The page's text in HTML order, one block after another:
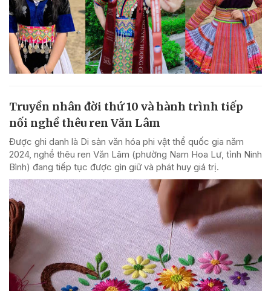
Truyền nhân đời thứ 10 và hành trình tiếp
nối nghề thêu ren Văn Lâm
Được ghi danh là Di sản văn hóa phi vật thể quốc gia năm
2024, nghề thêu ren Văn Lâm (phường Nam Hoa Lư, tỉnh Ninh
Bình) đang tiếp tục được gìn giữ và phát huy giá trị.